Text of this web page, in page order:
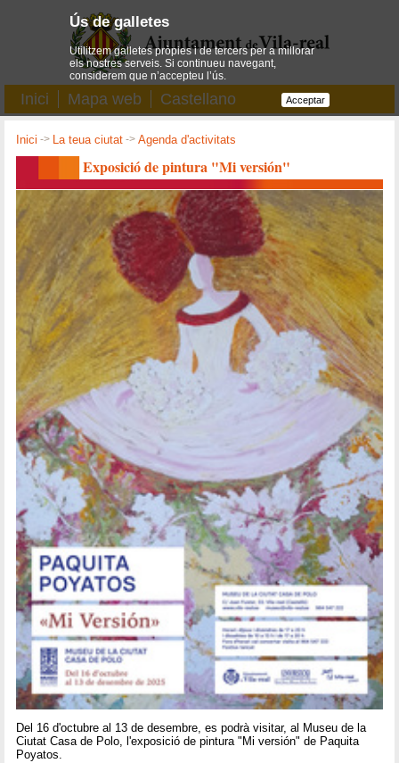
Inici Mapa web Castellano
Inici -> La teua ciutat ->Agenda d'activitats
Exposició de pintura "Mi versión"
Del 16 d'octubre al 13 de desembre, es podrà visitar, al Museu de la
Ciutat Casa de Polo, l'exposició de pintura "Mi versión" de Paquita
Poyatos.
Ús de galletes
Utilitzem galletes pròpies i de tercers per a millorar
els nostres serveis. Si continueu navegant,
considerem que n’accepteu l’ús.
Acceptar